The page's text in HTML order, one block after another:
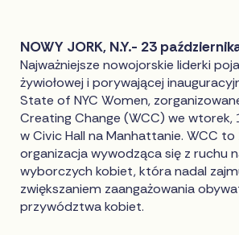
NOWY JORK, N.Y.- 23
Najważniejsze nowojorskie liderki
żywiołowej i porywającej
State of NYC Women,
Creating Change (WCC) we wtorek,
w Civic Hall na Manhattanie. WCC
organizacja wywodząca się z ruchu
wyborczych kobiet, która nadal
zwiększaniem zaangażowania
przywództwa kobiet.